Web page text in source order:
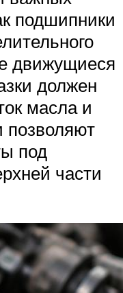
подшипники
движущиеся
должен
масла и
позволяют
под
части